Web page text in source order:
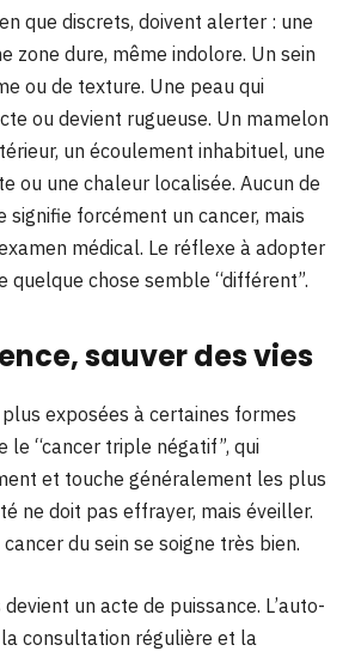
que discrets, doivent alerter : une
zone dure, même indolore. Un sein
ou de texture. Une peau qui
ou devient rugueuse. Un mamelon
un écoulement inhabituel, une
ou une chaleur localisée. Aucun de
signifie forcément un cancer, mais
médical. Le réflexe à adopter
quelque chose semble “différent”.
sauver des vies
exposées à certaines formes
le “cancer triple négatif”, qui
et touche généralement les plus
ne doit pas effrayer, mais éveiller.
du sein se soigne très bien.
un acte de puissance. L’auto-
consultation régulière et la